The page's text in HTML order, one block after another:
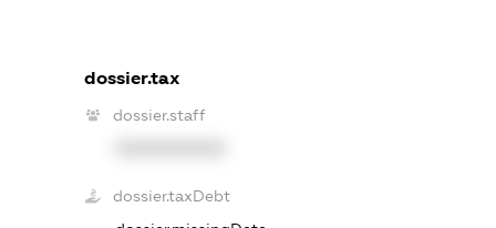
dossier.tax
dossier.staff
dossier.taxDebt